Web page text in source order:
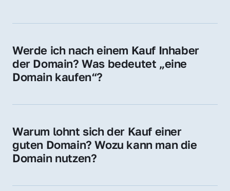
Werde ich nach einem Kauf Inhaber
der Domain? Was bedeutet „eine
Domain kaufen“?
Sie erhalten alle Rechte zur Nutzung,
Domain.
Warum lohnt sich der Kauf einer
guten Domain? Wozu kann man die
Domain nutzen?